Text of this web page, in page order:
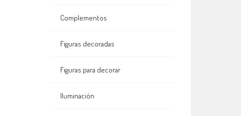
Complementos
Figuras decoradas
Figuras para decorar
Iluminación